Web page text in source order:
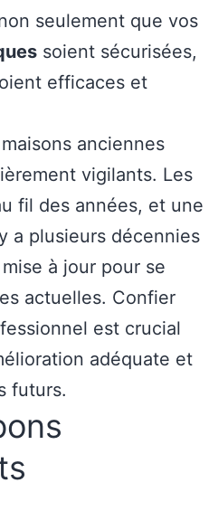
seulement que vos
soient sécurisées,
efficaces et
anciennes
vigilants. Les
fil des années, et une
a plusieurs décennies
à jour pour se
actuelles. Confier
est crucial
adéquate et
futurs.